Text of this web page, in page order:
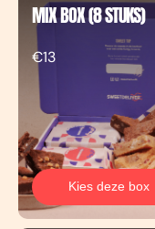
MIX BOX (8 STUKS)
€13
Kies deze box